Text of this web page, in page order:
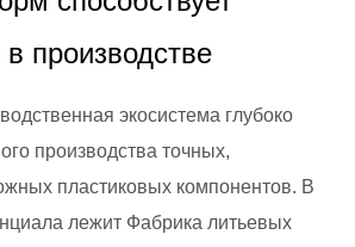
производстве
экосистема глубоко
производства точных,
пластиковых компонентов. В
лежит Фабрика литьевых